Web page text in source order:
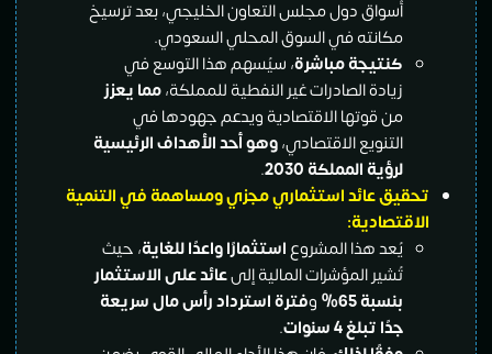
أسواق دول مجلس التعاون الخليجي، بعد ترسيخ
مكانته في السوق المحلي السعودي.
كنتيجة مباشرة، سيُسهم هذا التوسع في
زيادة الصادرات غير النفطية للمملكة،مما يعزز
من قوتها الاقتصادية ويدعم جهودها في
التنويع الاقتصادي،وهو أحد الأهداف الرئيسية
لرؤية المملكة 2030
.
تحقيق عائد استثماري مجزي ومساهمة في التنمية
الاقتصادية:
يُعد هذا المشروعاستثمارًا واعدًا للغاية، حيث
تُشير المؤشرات المالية إلىعائد على الاستثمار
بنسبة 65
% وفترة استرداد رأس مال سريعة
جدًا تبلغ 4 سنوات
.